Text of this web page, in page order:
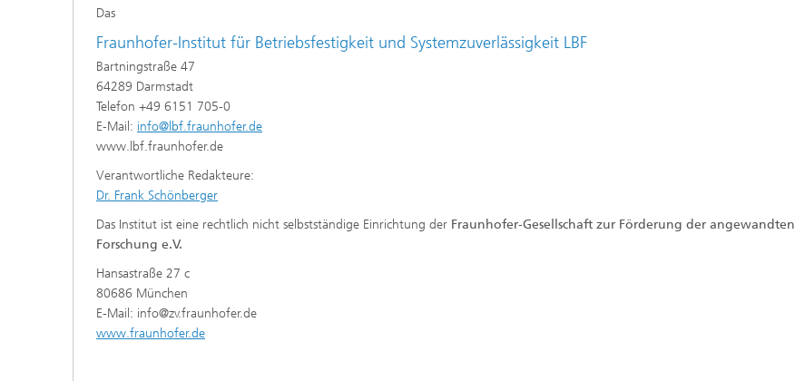
Das
Fraunhofer-Institut für Betriebsfestigkeit und Systemzuverlässigkeit LBF
Bartningstraße 47
64289 Darmstadt
Telefon +49 6151 705-0
E-Mail: info@lbf.fraunhofer.de
www.lbf.fraunhofer.de
Verantwortliche Redakteure:
Dr. Frank Schönberger
Das Institut ist eine rechtlich nicht selbstständige Einrichtung der Fraunhofer-Gesellschaft zur Förderung der angewandten
Forschung e.V.
Hansastraße 27 c
80686 München
E-Mail: info@zv.fraunhofer.de
www.fraunhofer.de